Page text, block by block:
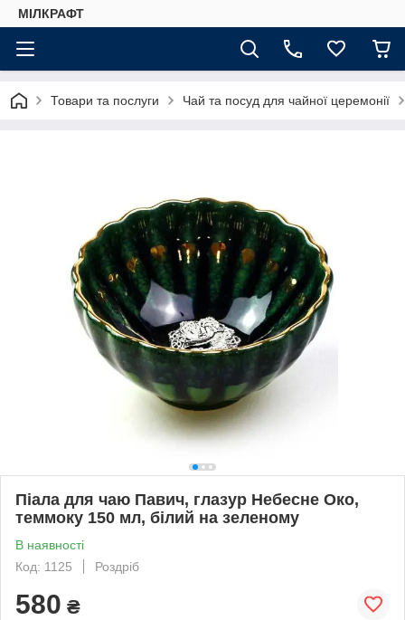
МІЛКРАФТ
Товари та послуги Чай та посуд для чайної церемонії
Піала для чаю Павич, глазур Небесне Око,
теммоку 150 мл, білий на зеленому
В наявності
Код: 1125
Роздріб
580 ₴